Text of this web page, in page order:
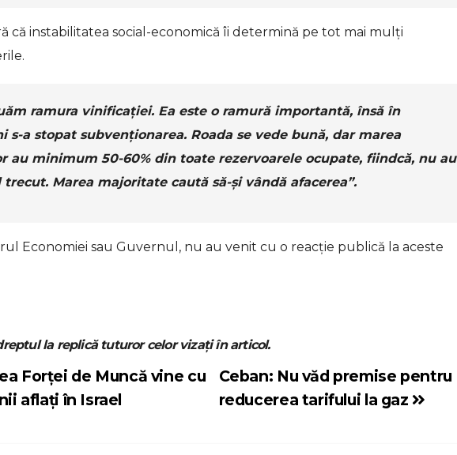
că instabilitatea social-economică îi determină pe tot mai mulți
ramura vinificației. Ea este o ramură importantă, însă în
s-a stopat subvenționarea. Roada se vede bună, dar marea
au minimum 50-60% din toate rezervoarele ocupate, fiindcă, nu au
Marea majoritate caută să-și vândă afacerea”.
Economiei sau Guvernul, nu au venit cu o reacție publică la aceste
la replică tuturor celor vizați în articol.
Ceban: Nu văd premise pentru
reducerea tarifului la gaz
Forței de Muncă vine cu
aflați în Israel